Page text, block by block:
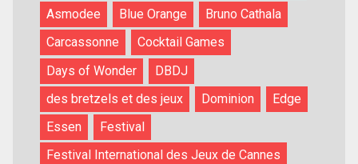
Asmodee
Blue Orange
Bruno Cathala
Carcassonne
Cocktail Games
Days of Wonder
DBDJ
des bretzels et des jeux
Dominion
Edge
Essen
Festival
Festival International des Jeux de Cannes